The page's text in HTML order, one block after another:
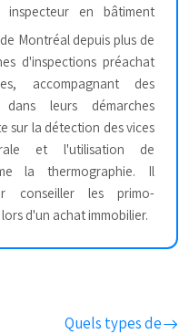
inspecteur en bâtiment
Montréal depuis plus de
d'inspections préachat
accompagnant des
leurs démarches
sur la détection des vices
et l'utilisation de
la thermographie. Il
conseiller les primo-
d'un achat immobilier.
Quels types de